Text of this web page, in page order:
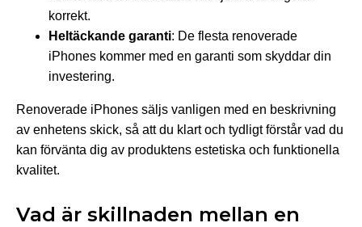
korrekt.
Heltäckande garanti: De flesta renoverade
iPhones kommer med en garanti som skyddar din
investering.
Renoverade iPhones säljs vanligen med en beskrivning
av enhetens skick, så att du klart och tydligt förstår vad du
kan förvänta dig av produktens estetiska och funktionella
kvalitet.
Vad är skillnaden mellan en